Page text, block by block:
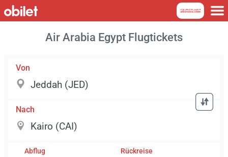
Air Arabia Egypt Flugtickets
Von
Nach
Abflug Rückreise